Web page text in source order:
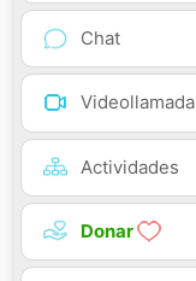
Chat
Videollamada
Actividades
Donar